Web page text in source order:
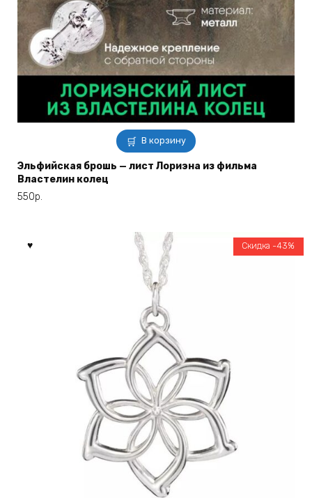
В корзину
Эльфийская брошь — лист Лориэна из фильма
Властелин колец
550р.
Скидка -43%